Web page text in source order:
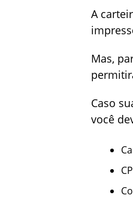
A
Mas,
Caso
você